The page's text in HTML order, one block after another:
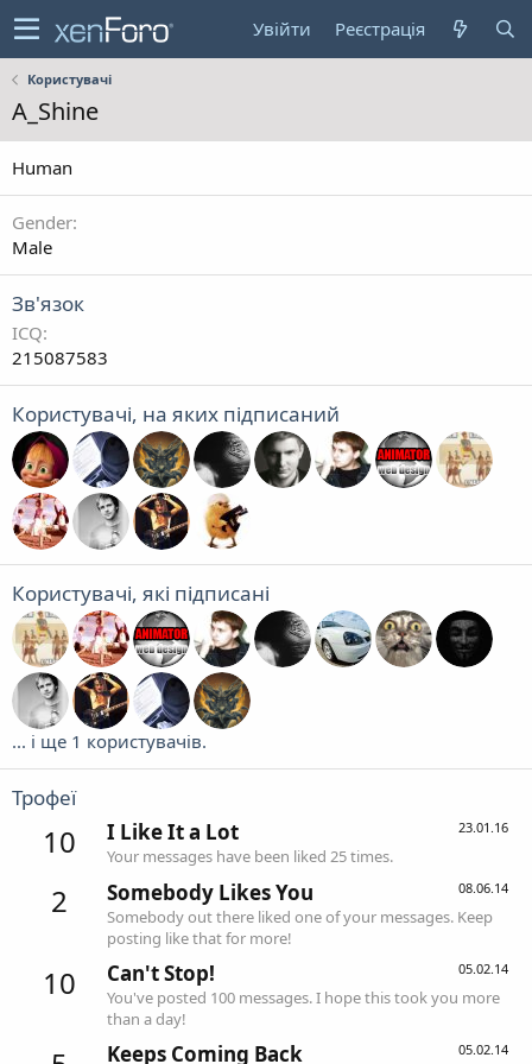
Увійти Реєстрація
Користувачі
A_Shine
Human
Gender
Male
Зв'язок
ICQ
215087583
Користувачі, на яких підписаний
Користувачі, які підписані
... і ще 1 користувачів.
Трофеї
10 23.01.16
I Like It a Lot
Your messages have been liked 25 times.
2 08.06.14
Somebody Likes You
Somebody out there liked one of your messages. Keep
posting like that for more!
10 05.02.14
Can't Stop!
You've posted 100 messages. I hope this took you more
than a day!
05.02.14
Keeps Coming Back